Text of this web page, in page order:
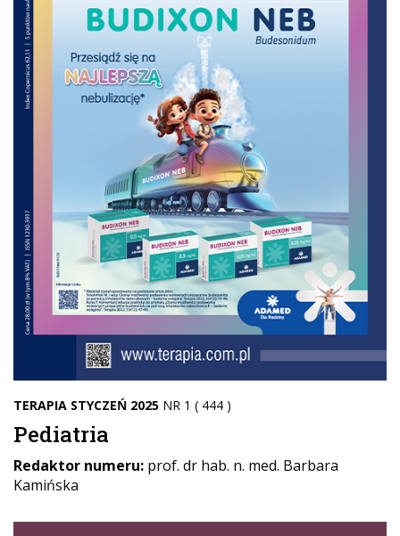
TERAPIA STYCZEŃ 2025 NR 1 ( 444 )
Pediatria
Redaktor numeru: prof. dr hab. n. med. Barbara
Kamińska